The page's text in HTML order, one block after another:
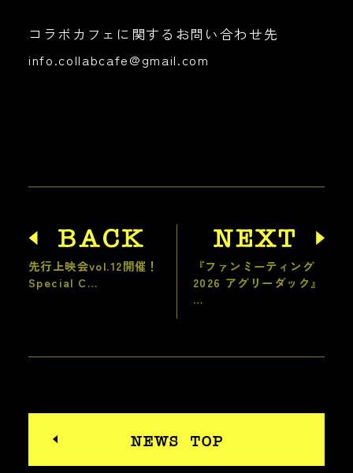
コラボカフェに関するお問い合わせ先
info.collabcafe@gmail.com
先行上映会vol.12開催！
Special C…
『ファンミーティング
2026 アグリーダック』
…
NEWS TOP